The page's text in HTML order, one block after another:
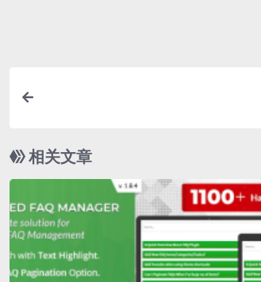
相关文章